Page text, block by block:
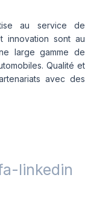
au service de
innovation sont au
large gamme de
Qualité et
avec des
linkedin